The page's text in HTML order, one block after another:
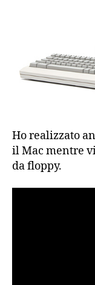
Ho realizzato
il Mac mentre
da floppy.